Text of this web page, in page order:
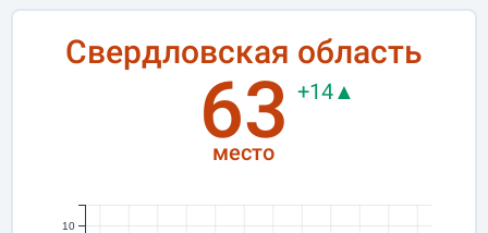
Свердловская область
63
место
+14▲
10